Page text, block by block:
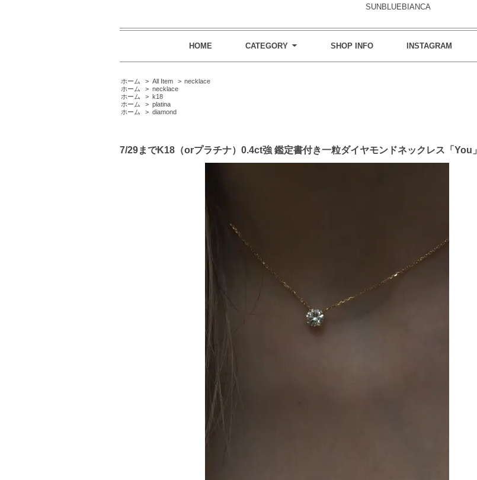
SUNBLUEBIANCA
HOME CATEGORY SHOP INFO INSTAGRAM
ホーム > All Item > necklace
ホーム
> necklace
ホーム
> k18
ホーム
> platina
ホーム
> diamond
7/29までK18（orプラチナ）0.4ct強 鑑定書付き一粒ダイヤモンドネックレス「You」